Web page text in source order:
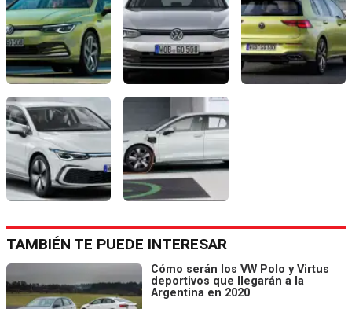
TAMBIÉN TE PUEDE INTERESAR
Cómo serán los VW Polo y Virtus
deportivos que llegarán a la
Argentina en 2020